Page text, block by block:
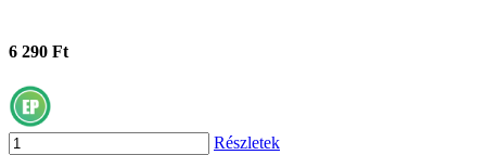
6 290 Ft
Részletek